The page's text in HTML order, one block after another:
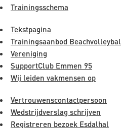
Trainingsschema
Tekstpagina
Trainingsaanbod Beachvolleybal
Vereniging
SupportClub Emmen 95
Wij leiden vakmensen op
Vertrouwenscontactpersoon
Wedstrijdverslag schrijven
Registreren bezoek Esdalhal